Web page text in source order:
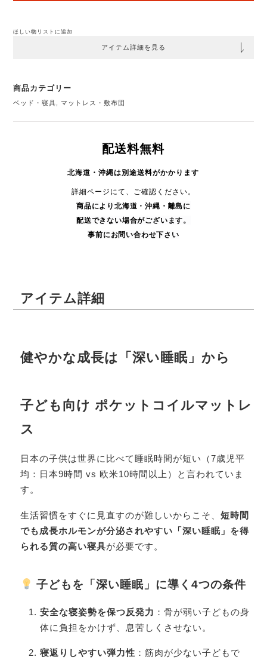
ほしい物リストに追加
アイテム詳細を見る
商品カテゴリー
ベッド・寝具 マットレス・敷布団
配送料無料
北海道・沖縄は別途送料がかかります
詳細ページにて、ご確認ください。
商品により 北海道・沖縄・ 離島に
配送できない場合がございます。
事前にお問い合わせ下さい
アイテム詳細
健やかな成長は「深い睡眠」から
子ども向け ポケットコイルマットレ
ス
日本の子供は世界に比べて睡眠時間が短い（7歳児平
均：日本9時間 vs 欧米10時間以上）と言われていま
す。
生活習慣をすぐに見直すのが難しいからこそ、 短時間
でも成長ホルモンが分泌されやすい「深い睡眠」を得
られる質の高い寝具が必要です。
子どもを「深い睡眠」に導く4つの条件
安全な寝姿勢を保つ反発力 ：骨が弱い子どもの身
体に負担をかけず、息苦しくさせない。
寝返りしやすい弾力性 ：筋肉が少ない子どもで